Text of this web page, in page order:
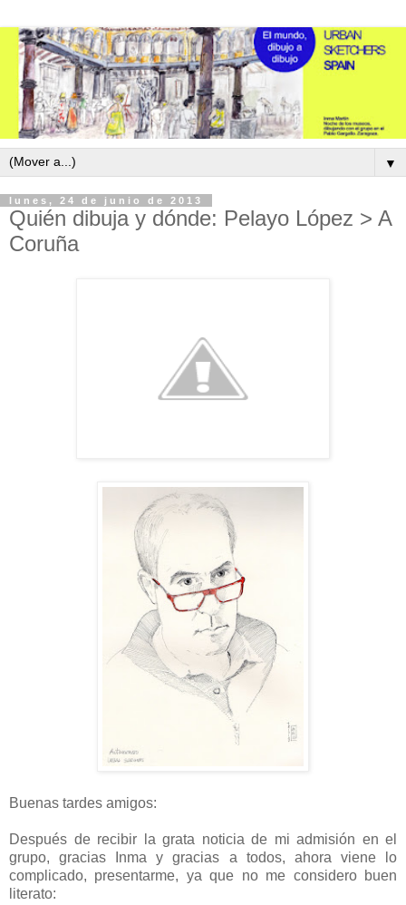
▼
lunes, 24 de junio de 2013
Quién dibuja y dónde: Pelayo López > A
Coruña
Buenas tardes amigos:
Después de recibir la grata noticia de mi admisión en el
grupo, gracias Inma y gracias a todos, ahora viene lo
complicado, presentarme, ya que no me considero buen
literato: